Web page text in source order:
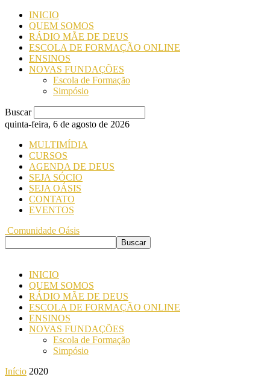
INICIO
QUEM SOMOS
RÁDIO MÃE DE DEUS
ESCOLA DE FORMAÇÃO ONLINE
ENSINOS
NOVAS FUNDAÇÕES
Escola de Formação
Simpósio
Buscar
quinta-feira, 6 de agosto de 2026
MULTIMÍDIA
CURSOS
AGENDA DE DEUS
SEJA SÓCIO
SEJA OÁSIS
CONTATO
EVENTOS
Comunidade Oásis
INICIO
QUEM SOMOS
RÁDIO MÃE DE DEUS
ESCOLA DE FORMAÇÃO ONLINE
ENSINOS
NOVAS FUNDAÇÕES
Escola de Formação
Simpósio
Início 2020